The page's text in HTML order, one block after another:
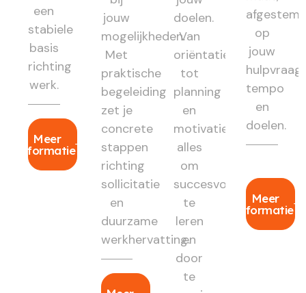
een
stabiele
basis
richting
werk.
Meer
informatie
jouw
mogelijkheden.
Met
praktische
begeleiding
zet je
concrete
stappen
richting
sollicitatie
en
duurzame
werkhervatting.
doelen.
Van
oriëntatie
tot
planning
en
motivatie:
alles
om
succesvol
te
leren
en
door
te
op
jouw
hulpvraag,
tempo
en
doelen.
Meer
informatie